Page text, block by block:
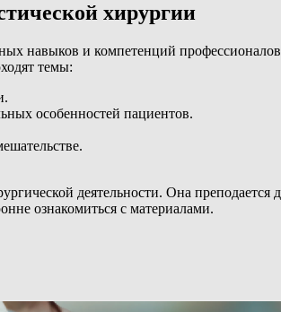
хирургии
навыков и компетенций
темы:
особенностей пациентов.
деятельности. Она
ознакомиться с материалами.